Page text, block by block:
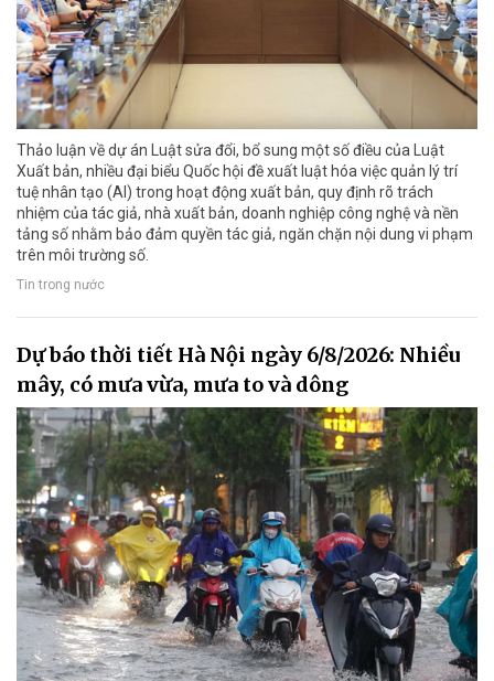
Thảo luận về dự án Luật sửa đổi, bổ sung một số điều của Luật
Xuất bản, nhiều đại biểu Quốc hội đề xuất luật hóa việc quản lý trí
tuệ nhân tạo (AI) trong hoạt động xuất bản, quy định rõ trách
nhiệm của tác giả, nhà xuất bản, doanh nghiệp công nghệ và nền
tảng số nhằm bảo đảm quyền tác giả, ngăn chặn nội dung vi phạm
trên môi trường số.
Tin trong nước
Dự báo thời tiết Hà Nội ngày 6/8/2026: Nhiều
mây, có mưa vừa, mưa to và dông